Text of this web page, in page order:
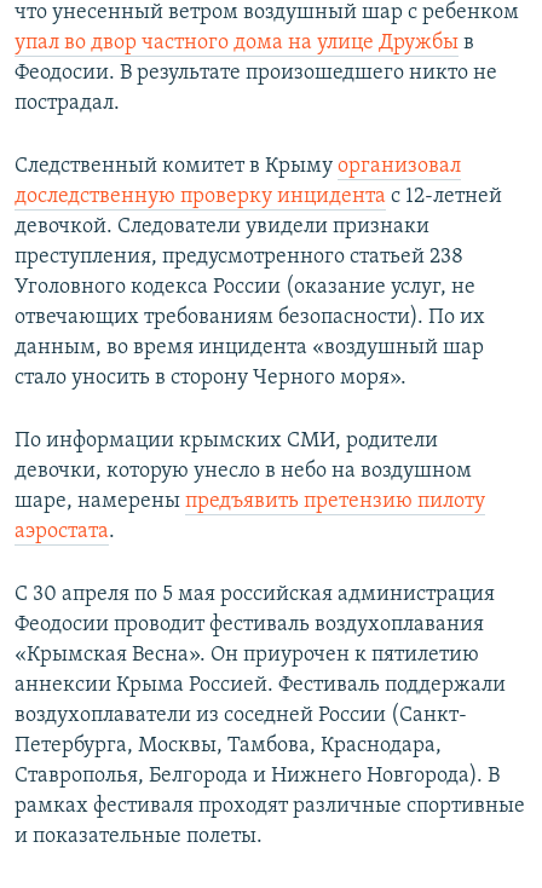
что унесенный ветром воздушный шар с ребенком
упал во двор частного дома на улице Дружбы в
Феодосии. В результате произошедшего никто не
пострадал.
Следственный комитет в Крыму организовал
доследственную проверку инцидента с 12-летней
девочкой. Следователи увидели признаки
преступления, предусмотренного статьей 238
Уголовного кодекса России (оказание услуг, не
отвечающих требованиям безопасности). По их
данным, во время инцидента «воздушный шар
стало уносить в сторону Черного моря».
По информации крымских СМИ, родители
девочки, которую унесло в небо на воздушном
шаре, намерены предъявить претензию пилоту
аэростата.
С 30 апреля по 5 мая российская администрация
Феодосии проводит фестиваль воздухоплавания
«Крымская Весна». Он приурочен к пятилетию
аннексии Крыма Россией. Фестиваль поддержали
воздухоплаватели из соседней России (Санкт-
Петербурга, Москвы, Тамбова, Краснодара,
Ставрополья, Белгорода и Нижнего Новгорода). В
рамках фестиваля проходят различные спортивные
и показательные полеты.